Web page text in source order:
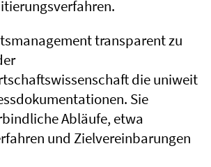
transparent zu
die uniweit
Sie
Abläufe, etwa
und Zielvereinbarungen